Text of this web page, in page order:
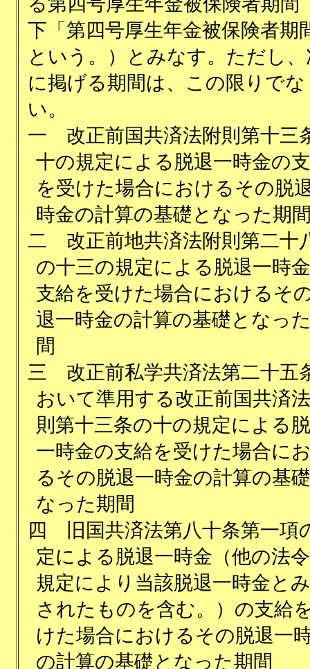
下「第四号厚生年金被保険者期
という。）とみなす。ただし、
に掲げる期間は、この限りでな
い。
一
改正前国共済法附則第十三
十の規定による脱退一時金の
を受けた場合におけるその脱
時金の計算の基礎となった期
二
改正前地共済法附則第二十
の十三の規定による脱退一時
支給を受けた場合におけるそ
退一時金の計算の基礎となっ
間
三
改正前私学共済法第二十五
おいて準用する改正前国共済
則第十三条の十の規定による
一時金の支給を受けた場合に
るその脱退一時金の計算の基
なった期間
四
旧国共済法第八十条第一項
定による脱退一時金（他の法
規定により当該脱退一時金と
されたものを含む。）の支給
けた場合におけるその脱退一
の計算の基礎となった期間